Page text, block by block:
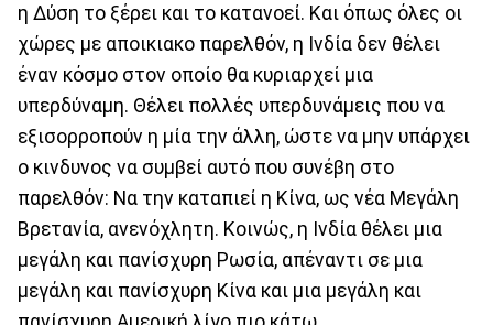
η Δύση το ξέρει και το κατανοεί. Και όπως όλες οι
χώρες με αποικιακο παρελθόν, η Ινδία δεν θέλει
έναν κόσμο στον οποίο θα κυριαρχεί μια
υπερδύναμη. Θέλει πολλές υπερδυνάμεις που να
εξισορροπούν η μία την άλλη, ώστε να μην υπάρχει
ο κινδυνος να συμβεί αυτό που συνέβη στο
παρελθόν: Να την καταπιεί η Κίνα, ως νέα Μεγάλη
Βρετανία, ανενόχλητη. Κοινώς, η Ινδία θέλει μια
μεγάλη και πανίσχυρη Ρωσία, απέναντι σε μια
μεγάλη και πανίσχυρη Κίνα και μια μεγάλη και